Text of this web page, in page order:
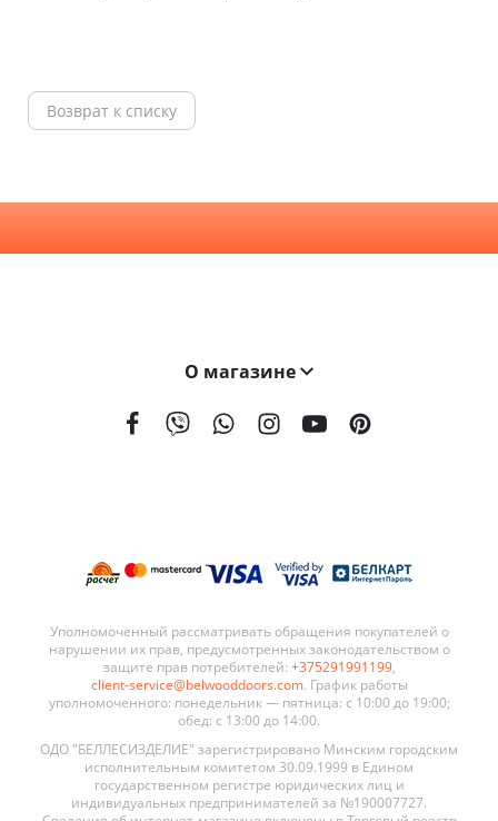
Возврат к списку
О магазине
Уполномоченный рассматривать обращения покупателей о
нарушении их прав, предусмотренных законодательством о
защите прав потребителей: +375291991199,
client-service@belwooddoors.com. График работы
уполномоченного: понедельник — пятница: с 10:00 до 19:00;
обед: с 13:00 до 14:00.
ОДО "БЕЛЛЕСИЗДЕЛИЕ" зарегистрировано Минским городским
исполнительным комитетом 30.09.1999 в Едином
государственном регистре юридических лиц и
индивидуальных предпринимателей за №190007727.